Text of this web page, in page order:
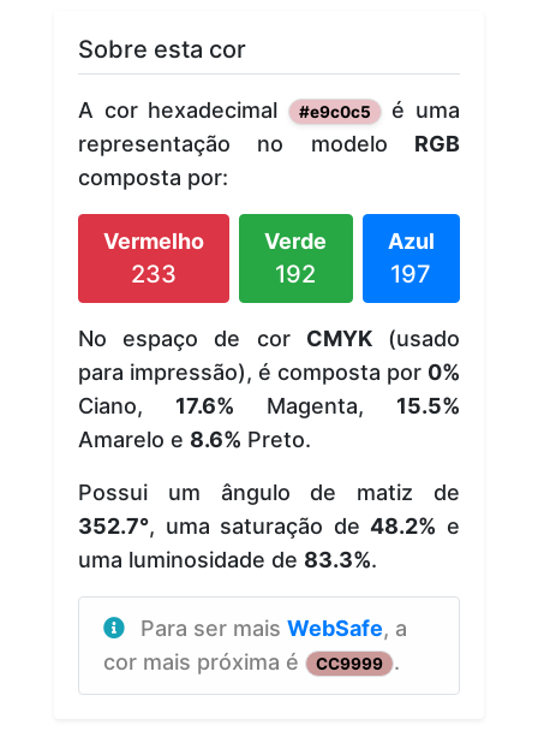
Sobre esta cor
A cor hexadecimal #e9c0c5
é uma
representação no modelo RGB
composta por:
Vermelho
233
Verde
192
Azul
197
No espaço de cor CMYK(usado
para impressão), é composta por 0%
Ciano, 17.6% Magenta, 15.5%
Amarelo e 8.6% Preto.
Possui um ângulo de matiz de
352.7°, uma saturação de48.2% e
uma luminosidade de 83.3%.
Para ser mais WebSafe, a
cor mais próxima é
CC9999 .